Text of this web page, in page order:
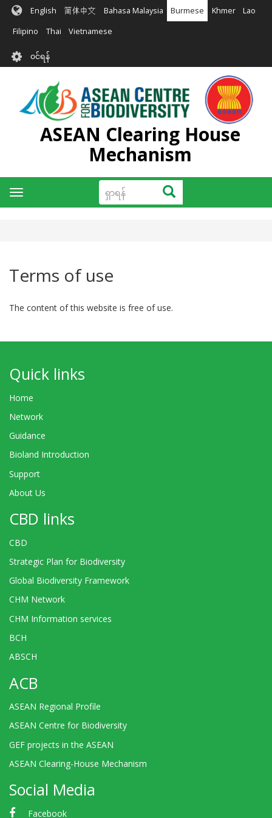
အဓိက
အကြောင်းအရာ
မည်
English 简体中文 Bahasa Malaysia Burmese Khmer Lao
Filipino Thai Vietnamese
User
account
menu
၀င်ရန်
ASEAN Clearing House
Mechanism
ရှာ
ရန်
ရှာရန်
Toggle
navigation
Terms of use
The content of this website is free of use.
Quick links
Home
Network
Guidance
Bioland Introduction
Support
About Us
CBD links
CBD
Strategic Plan for Biodiversity
Global Biodiversity Framework
CHM Network
CHM Information services
BCH
ABSCH
ACB
ASEAN Regional Profile
ASEAN Centre for Biodiversity
GEF projects in the ASEAN
ASEAN Clearing-House Mechanism
Social Media
Facebook